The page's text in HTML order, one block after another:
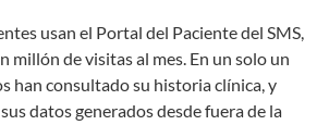
usan el Portal del Paciente del SMS,
millón de visitas al mes. En un solo un
han consultado su historia clínica, y
datos generados desde fuera de la